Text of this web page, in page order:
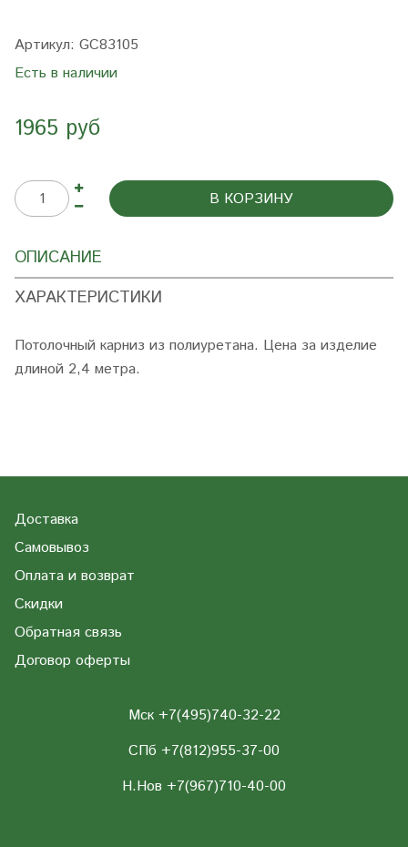
Артикул: GC83105
Есть в наличии
1965 руб
В КОРЗИНУ
ОПИСАНИЕ
ХАРАКТЕРИСТИКИ
Потолочный карниз из полиуретана. Цена за изделие
длиной 2,4 метра.
Доставка
Самовывоз
Оплата и возврат
Скидки
Обратная связь
Договор оферты
Мск +7(495)740-32-22
СПб +7(812)955-37-00
Н.Нов +7(967)710-40-00